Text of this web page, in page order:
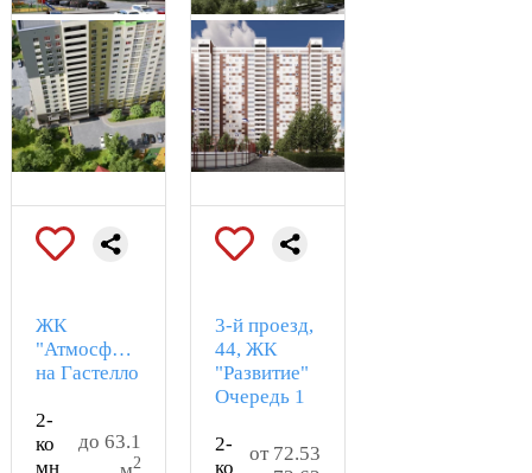
ЖК
"Атмосфера"
на Гастелло
2-
ко
мн
до 63.1
2
3-й проезд,
44, ЖК
"Развитие"
Очередь 1
2-
ко
от 72.53